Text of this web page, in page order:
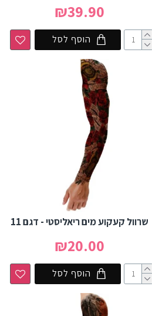
₪39.90
הוסף לסל
שרוול קעקוע מים ריאליסטי - דגם 11
₪20.00
הוסף לסל